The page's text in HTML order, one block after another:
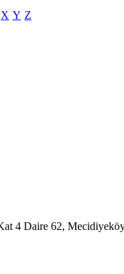
X Y Z
4 Daire 62,